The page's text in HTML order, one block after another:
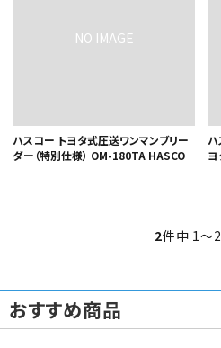
ハスコー トヨタ式圧送ワンマンブリー
ダー（特別仕様） OM-180TA HASCO
2件中 1〜
おすすめ商品